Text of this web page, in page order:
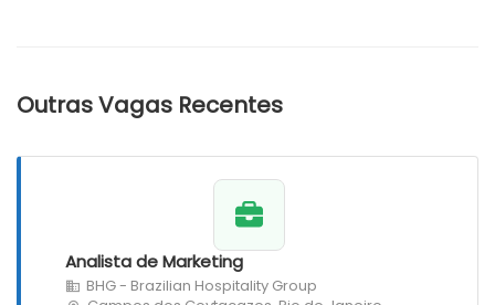
Outras Vagas Recentes
Analista de Marketing
BHG - Brazilian Hospitality Group